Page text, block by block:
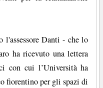
l'assessore Danti - che lo
ha ricevuto una lettera
con cui l’Università ha
fiorentino per gli spazi di